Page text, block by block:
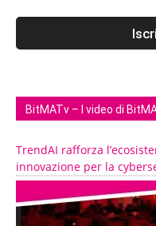
BitMATv – I video di
TrendAI rafforza
innovazione per la